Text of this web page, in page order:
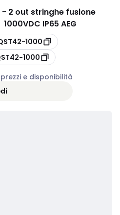
- 2 out stringhe fusione
IP65 AEG
1000
1000
e disponibilità